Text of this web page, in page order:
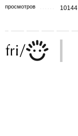
просмотров 10144